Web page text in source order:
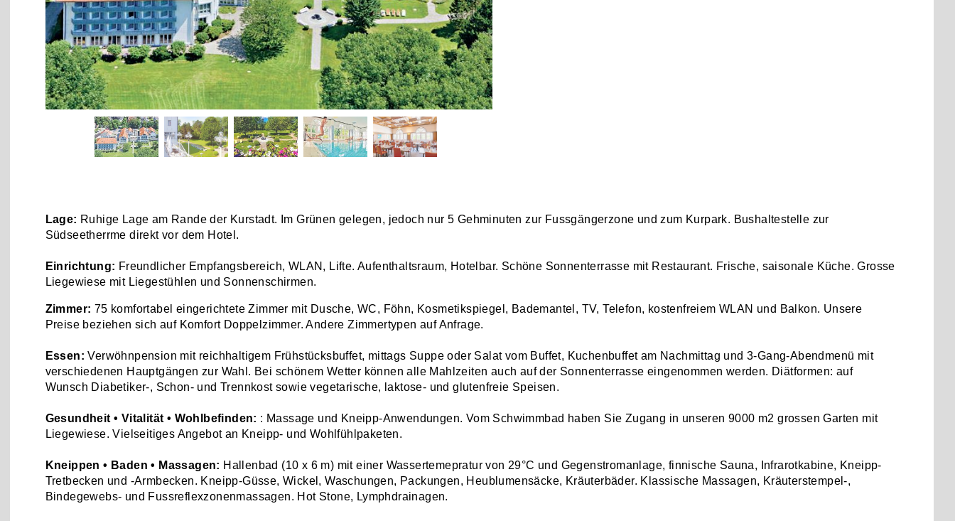
Lage: Ruhige Lage am Rande der Kurstadt. Im Grünen gelegen, jedoch nur 5 Gehminuten zur Fussgängerzone und zum Kurpark. Bushaltestelle zur
Südseetherrme direkt vor dem Hotel.
Einrichtung: Freundlicher Empfangsbereich, WLAN, Lifte. Aufenthaltsraum, Hotelbar. Schöne Sonnenterrasse mit Restaurant. Frische, saisonale Küche. Grosse
Liegewiese mit Liegestühlen und Sonnenschirmen.
Zimmer: 75 komfortabel eingerichtete Zimmer mit Dusche, WC, Föhn, Kosmetikspiegel, Bademantel, TV, Telefon, kostenfreiem WLAN und Balkon. Unsere
Preise beziehen sich auf Komfort Doppelzimmer. Andere Zimmertypen auf Anfrage.
Essen: Verwöhnpension mit reichhaltigem Frühstücksbuffet, mittags Suppe oder Salat vom Buffet, Kuchenbuffet am Nachmittag und 3-Gang-Abendmenü mit
verschiedenen Hauptgängen zur Wahl. Bei schönem Wetter können alle Mahlzeiten auch auf der Sonnenterrasse eingenommen werden. Diätformen: auf
Wunsch Diabetiker-, Schon- und Trennkost sowie vegetarische, laktose- und glutenfreie Speisen.
Gesundheit • Vitalität • Wohlbefinden: : Massage und Kneipp-Anwendungen. Vom Schwimmbad haben Sie Zugang in unseren 9000 m2 grossen Garten mit
Liegewiese. Vielseitiges Angebot an Kneipp- und Wohlfühlpaketen.
Kneippen • Baden • Massagen: Hallenbad (10 x 6 m) mit einer Wassertemepratur von 29°C und Gegenstromanlage, finnische Sauna, Infrarotkabine, Kneipp-
Tretbecken und -Armbecken. Kneipp-Güsse, Wickel, Waschungen, Packungen, Heublumensäcke, Kräuterbäder. Klassische Massagen, Kräuterstempel-,
Bindegewebs- und Fussreflexzonenmassagen. Hot Stone, Lymphdrainagen.